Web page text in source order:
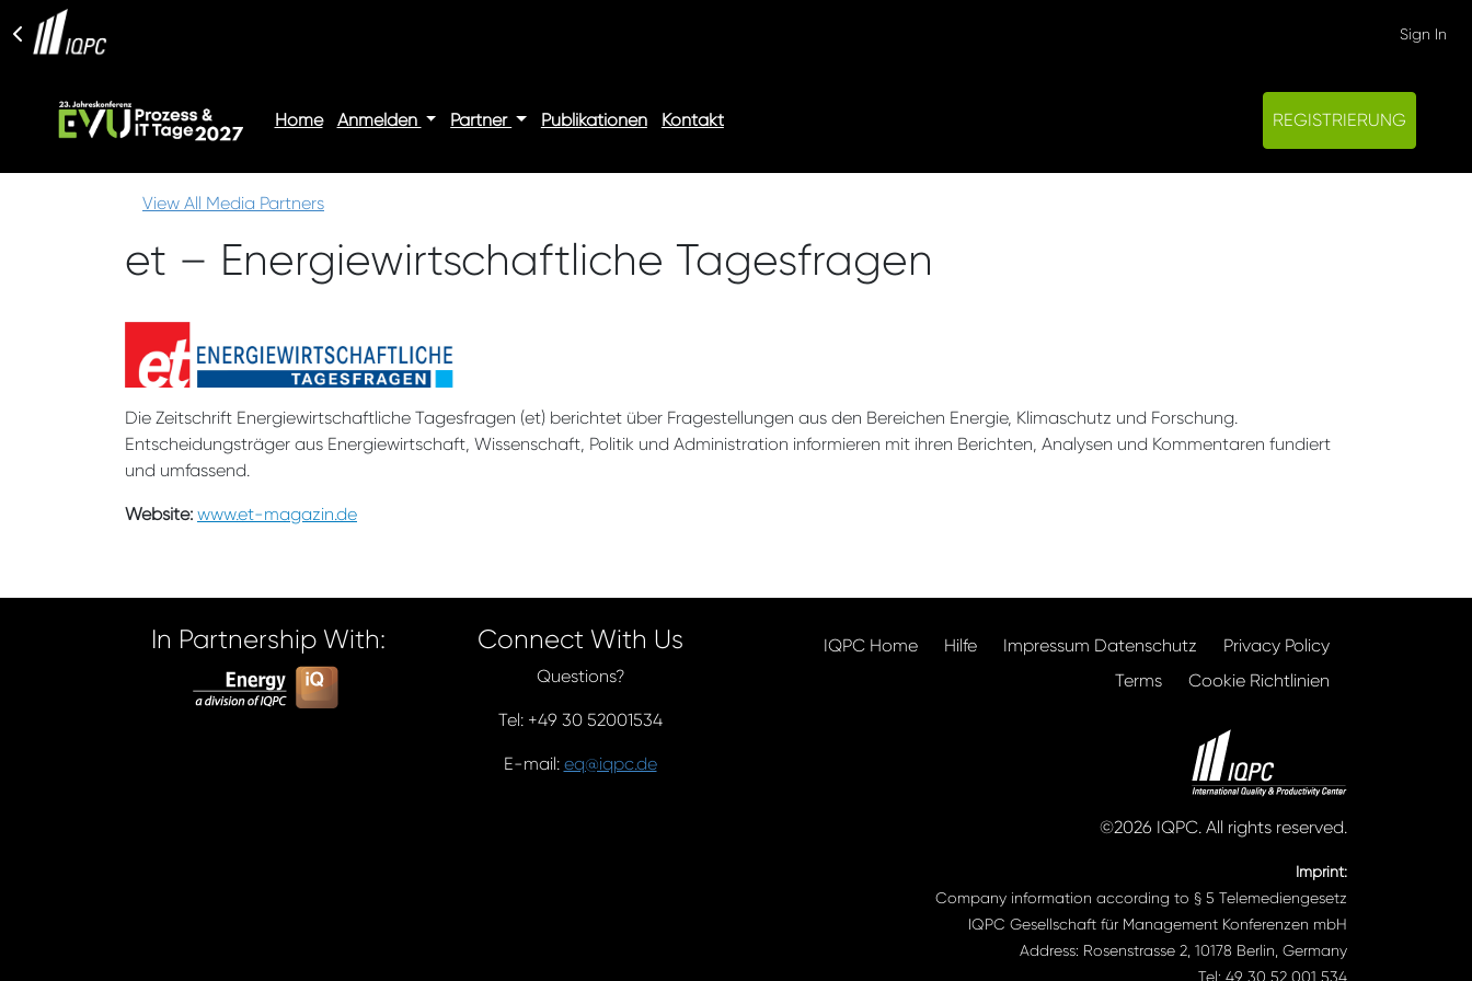
Sign In
Home Anmelden Partner Publikationen Kontakt REGISTRIERUNG
View All Media Partners
et – Energiewirtschaftliche Tagesfragen
Die Zeitschrift Energiewirtschaftliche Tagesfragen (et) berichtet über Fragestellungen aus den Bereichen Energie, Klimaschutz und Forschung.
Entscheidungsträger aus Energiewirtschaft, Wissenschaft, Politik und Administration informieren mit ihren Berichten, Analysen und Kommentaren fundiert
und umfassend.
Website: www.et-magazin.de
In Partnership With: Connect With Us
Questions?
Tel: +49 30 52001534
E-mail: eq@iqpc.de
IQPC Home Hilfe Impressum Datenschutz
Privacy Policy
Terms
Cookie Richtlinien
©2026 IQPC. All rights reserved.
Imprint:
Company information according to § 5 Telemediengesetz
IQPC Gesellschaft für Management Konferenzen mbH
Address: Rosenstrasse 2, 10178 Berlin, Germany
Tel: 49 30 52 001 534